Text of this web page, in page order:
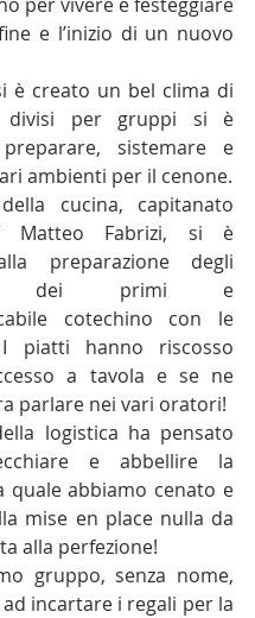
e l’inizio di un nuovo
è creato un bel clima di
divisi per gruppi si è
sistemare e
ambienti per il cenone.
cucina, capitanato
Matteo Fabrizi, si è
preparazione degli
dei primi e
cotechino con le
I piatti hanno riscosso
a tavola e se ne
parlare nei vari oratori!
logistica ha pensato
e abbellire la
quale abbiamo cenato e
mise en place nulla da
alla perfezione!
gruppo, senza nome,
incartare i regali per la